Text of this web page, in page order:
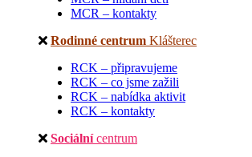
MCR – kontakty
Rodinné centrum Klášterec
RCK – připravujeme
RCK – co jsme zažili
RCK – nabídka aktivit
RCK – kontakty
Sociální centrum